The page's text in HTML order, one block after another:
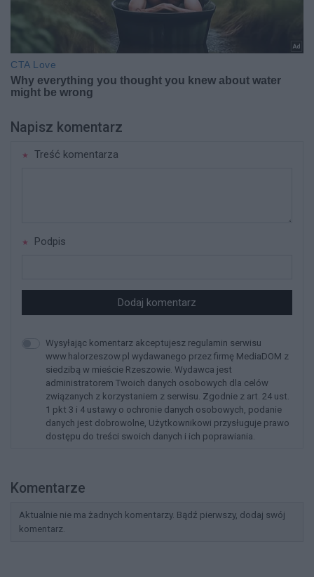
Napisz komentarz
Treść komentarza
Podpis
Dodaj komentarz
Wysyłając komentarz akceptujesz regulamin serwisu
www.halorzeszow.pl wydawanego przez firmę MediaDOM z
siedzibą w mieście Rzeszowie. Wydawca jest
administratorem Twoich danych osobowych dla celów
związanych z korzystaniem z serwisu. Zgodnie z art. 24 ust.
1 pkt 3 i 4 ustawy o ochronie danych osobowych, podanie
danych jest dobrowolne, Użytkownikowi przysługuje prawo
dostępu do treści swoich danych i ich poprawiania.
Komentarze
Aktualnie nie ma żadnych komentarzy. Bądź pierwszy, dodaj swój
komentarz.